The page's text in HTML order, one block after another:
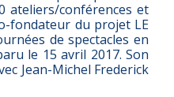
ateliers/conférences et
fondateur du projet LE
de spectacles en
le 15 avril 2017. Son
Jean-Michel Frederick